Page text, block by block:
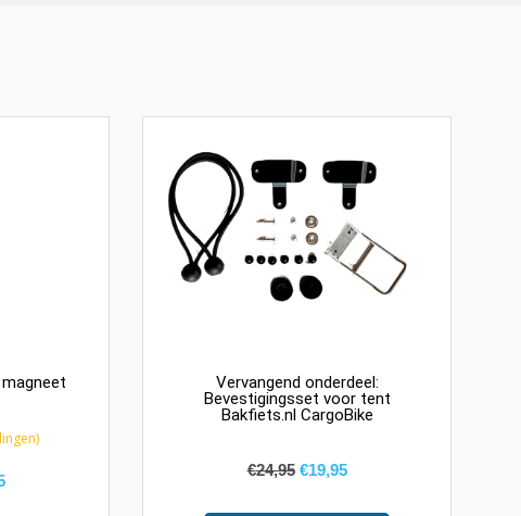
Vervangend onderdeel:
Bevestigingsset voor tent
Bakfiets.nl CargoBike
€24,95 €19,95